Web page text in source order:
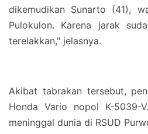
dikemudikan Sunarto (41),
Pulokulon. Karena jarak
terelakkan," jelasnya.
Akibat tabrakan tersebut,
Honda Vario nopol K-5039-
meninggal dunia di RSUD